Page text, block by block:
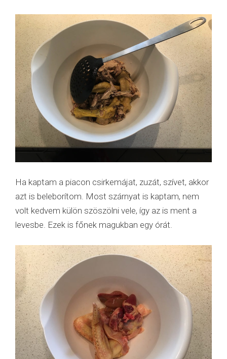
Ha kaptam a piacon csirkemájat, zuzát, szívet, akkor
azt is beleborítom. Most szárnyat is kaptam, nem
volt kedvem külön szöszölni vele, így az is ment a
levesbe. Ezek is főnek magukban egy órát.